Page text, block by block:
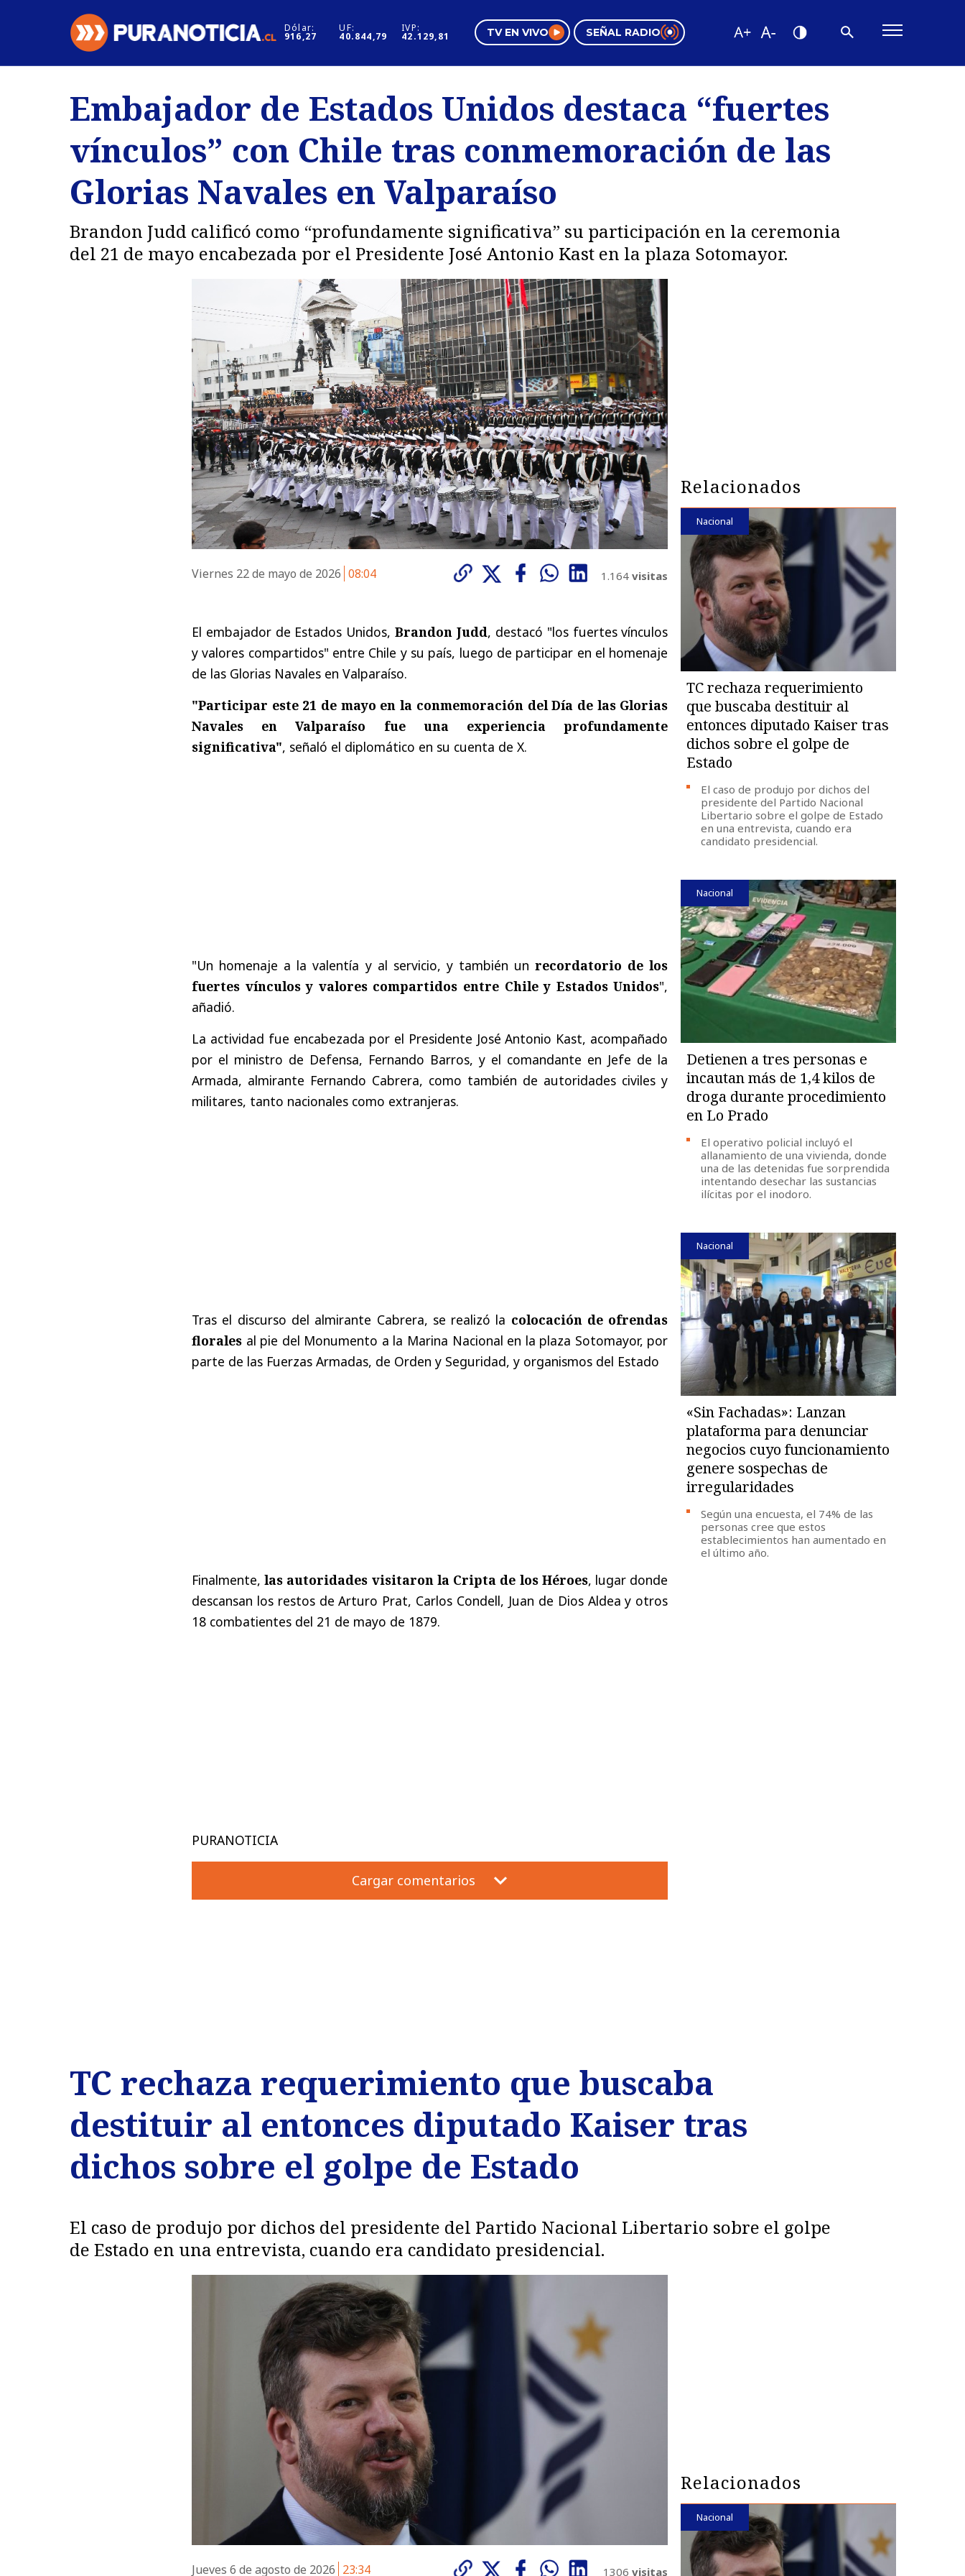
Dólar:
916,27
UF:
40.844,79
IVP:
42.129,81 TV EN VIVO SEÑAL RADIO
Regiones
Deportes
Internacional
Motores
Negocios
Pura Mujer
Tendencias
Videos
Embajador de Estados Unidos destaca “fuertes
vínculos” con Chile tras conmemoración de las
Glorias Navales en Valparaíso
Brandon Judd calificó como “profundamente significativa” su participación en la ceremonia
del 21 de mayo encabezada por el Presidente José Antonio Kast en la plaza Sotomayor.
Viernes 22 de mayo de 2026 08:04 1.164 visitas
El embajador de Estados Unidos,Brandon Judd, destacó "los fuertes vínculos
y valores compartidos" entre Chile y su país, luego de participar en el homenaje
de las Glorias Navales en Valparaíso.
"Participar este 21 de mayo en la conmemoración del Día de las Glorias
Navales en Valparaíso fue una experiencia profundamente
significativa", señaló el diplomático en su cuenta de X.
"Un homenaje a la valentía y al servicio, y también unrecordatorio de los
fuertes vínculos y valores compartidos entre Chile y Estados Unidos",
añadió.
La actividad fue encabezada por el Presidente José Antonio Kast, acompañado
por el ministro de Defensa, Fernando Barros, y el comandante en Jefe de la
Armada, almirante Fernando Cabrera, como también de autoridades civiles y
militares, tanto nacionales como extranjeras.
Tras el discurso del almirante Cabrera, se realizó la colocación de ofrendas
florales al pie del Monumento a la Marina Nacional en la plaza Sotomayor, por
parte de las Fuerzas Armadas, de Orden y Seguridad, y organismos del Estado
Finalmente,las autoridades visitaron la Cripta de los Héroes, lugar donde
descansan los restos de Arturo Prat, Carlos Condell, Juan de Dios Aldea y otros
18 combatientes del 21 de mayo de 1879.
PURANOTICIA
Cargar comentarios
Relacionados
Nacional
TC rechaza requerimiento
que buscaba destituir al
entonces diputado Kaiser tras
dichos sobre el golpe de
Estado
El caso de produjo por dichos del
presidente del Partido Nacional
Libertario sobre el golpe de Estado
en una entrevista, cuando era
candidato presidencial.
Nacional
Detienen a tres personas e
incautan más de 1,4 kilos de
droga durante procedimiento
en Lo Prado
El operativo policial incluyó el
allanamiento de una vivienda, donde
una de las detenidas fue sorprendida
intentando desechar las sustancias
ilícitas por el inodoro.
Nacional
«Sin Fachadas»: Lanzan
plataforma para denunciar
negocios cuyo funcionamiento
genere sospechas de
irregularidades
Según una encuesta, el 74% de las
personas cree que estos
establecimientos han aumentado en
el último año.
TC rechaza requerimiento que buscaba
destituir al entonces diputado Kaiser tras
dichos sobre el golpe de Estado
El caso de produjo por dichos del presidente del Partido Nacional Libertario sobre el golpe
de Estado en una entrevista, cuando era candidato presidencial.
Jueves 6 de agosto de 2026 23:34 1306 visitas
Relacionados
Nacional